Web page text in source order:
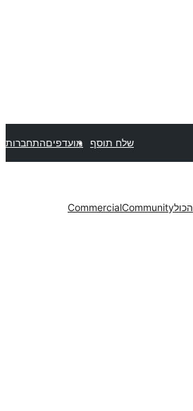
שלח תוסף מועדפיםהתחברות
הכולCommunity
Commercial